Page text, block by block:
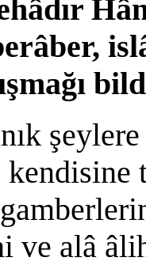
ve alâ